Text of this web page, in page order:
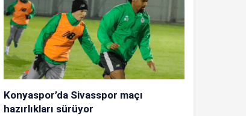
Konyaspor’da Sivasspor maçı
hazırlıkları sürüyor